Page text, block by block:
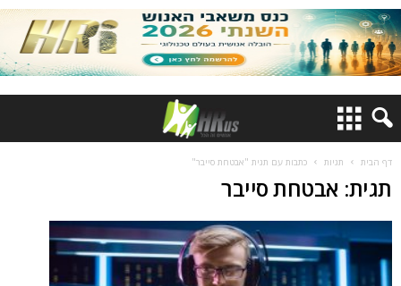
דף הבית תגיות כתבות עם תגית "אבטחת סייבר"
תגית: אבטחת סייבר